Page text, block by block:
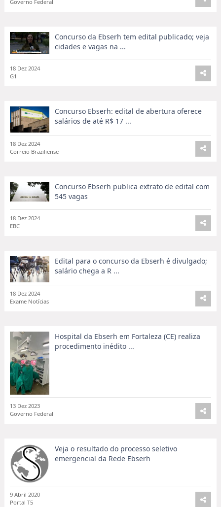
Governo Federal
Concurso da Ebserh tem edital publicado; veja
cidades e vagas na ...
18 Dez 2024
G1
Concurso Ebserh: edital de abertura oferece
salários de até R$ 17 ...
18 Dez 2024
Correio Braziliense
Concurso Ebserh publica extrato de edital com
545 vagas
18 Dez 2024
EBC
Edital para o concurso da Ebserh é divulgado;
salário chega a R ...
18 Dez 2024
Exame Notícias
Hospital da Ebserh em Fortaleza (CE) realiza
procedimento inédito ...
13 Dez 2023
Governo Federal
Veja o resultado do processo seletivo
emergencial da Rede Ebserh
9 Abril 2020
Portal T5